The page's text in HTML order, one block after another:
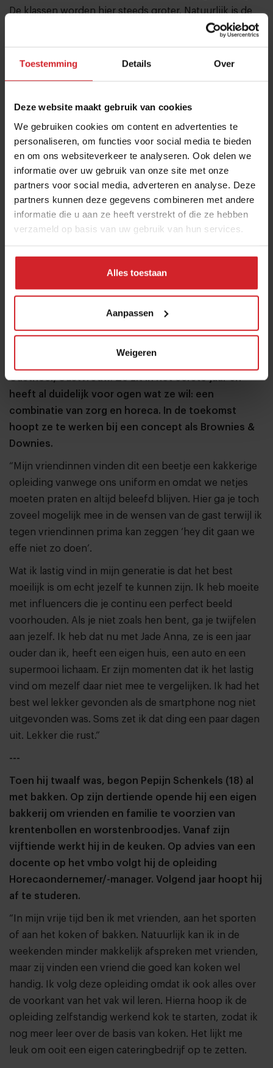
Toestemming Details Over
Deze website maakt gebruik van cookies
We gebruiken cookies om content en advertenties te
personaliseren, om functies voor social media te bieden
en om ons websiteverkeer te analyseren. Ook delen we
informatie over uw gebruik van onze site met onze
partners voor social media, adverteren en analyse. Deze
partners kunnen deze gegevens combineren met andere
informatie die u aan ze heeft verstrekt of die ze hebben
verzameld op basis van uw gebruik van hun services.
Alles toestaan
Aanpassen
Weigeren
De klassen worden hier steeds groter. Natuurlijk is de
horeca niet het meest aantrekkelijke vak qua salaris en
altijd met eten bezig of met mensen in gesprek. En dat
Beer van der Markt in de keuken van De Rooi Pannen Tilburg
Fem Faber (17) komt van het vmbo waar ze de
richting Zorg en Welzijn heeft gevolgd. Ze was van
plan om de opleiding Gehandicaptenzorg te doen,
aanraking kwam met de opleiding
Gastheer/Gastvrouw. Ze zit in het eerste jaar en
heeft al duidelijk voor ogen wat ze wil: een
combinatie van zorg en horeca. In de toekomst
hoopt ze te werken bij een concept als Brownies &
Downies.
“Mijn vriendinnen vinden dit een beetje een kakkerige
opleiding vanwege ons uniform en omdat we netjes
moeten praten en altijd beleefd blijven. Hier ga je toch
zoveel mogelijk mee in de wensen van de gast terwijl ik
tegen vriendinnen prima kan zeggen ‘hey dit gaan we
effe niet zo doen’.
Wat ik lastig vind in mijn generatie is dat het best
moeilijk is om echt jezelf te kunnen zijn. Ik heb moeite
met influencers die je continu een perfect beeld
voorhouden. Als je niet zoals hen bent, ga je twijfelen
aan jezelf. Ik heb dat nu met Jade Anna, ze is een jaar
ouder dan ik, heeft een eigen huis, een auto en een
supermooi lichaam. Er zijn momenten dat ik het lastig
vind om mezelf daar niet mee te vergelijken. Ik had het
best wel lekker gevonden als de smartphone nog niet
uitgevonden was. Soms zet ik dat ding een paar dagen
uit. Lekker die rust.”
---
Toen hij twaalf was, begon Pepijn Schenkels (18) al
met bakken. Op zijn dertiende opende hij een eigen
bakkerij om vrienden en familie te voorzien van
krentenbollen en worstenbroodjes. Vanaf zijn
vijftiende werkt hij in de keuken. Op advies van een
docente op het vmbo volgt hij de opleiding
Horecaondernemer/-manager. Volgend jaar hoopt hij
af te studeren.
“In mijn vrije tijd ben ik met vrienden, aan het sporten
of aan het koken of bakken. Natuurlijk kan ik in de
weekenden minder makkelijk afspreken met vrienden,
maar zij vinden een vriend die goed kan koken wel
handig. Ik volg deze opleiding omdat ik ook alles over
de voorkant van het vak wil leren. Hierna hoop ik de
opleiding zelfstandig werkend kok te starten, zodat ik
nog meer leer over de basis van koken. Het lijkt me
leuk om ooit een eigen cateringbedrijf op te zetten.